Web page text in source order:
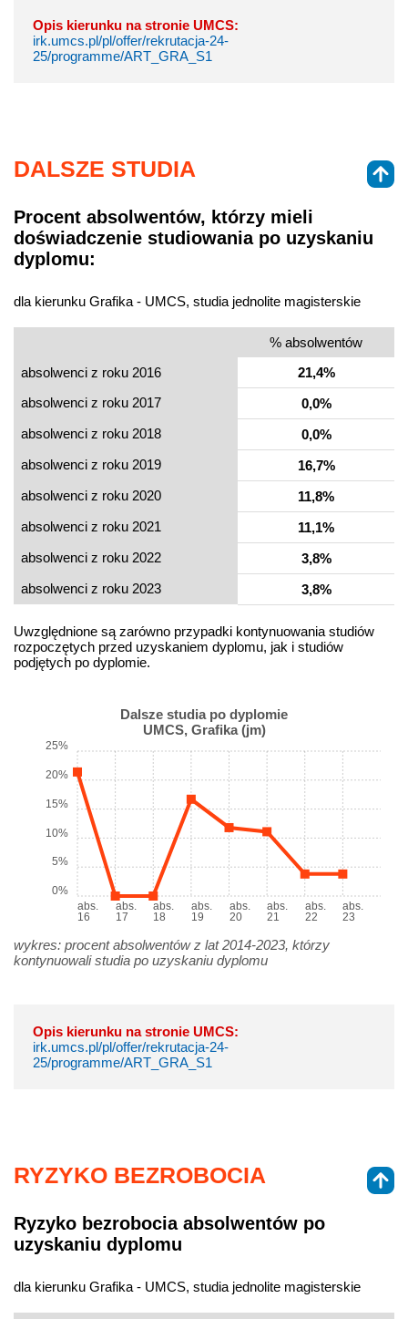
Opis kierunku na stronie UMCS:
irk.umcs.pl/pl/offer/rekrutacja-24-
25/programme/ART_GRA_S1
DALSZE STUDIA
Procent absolwentów, którzy mieli
doświadczenie studiowania po uzyskaniu
dyplomu:
dla kierunku Grafika - UMCS, studia jednolite magisterskie
% absolwentów
absolwenci z roku 2016
21,4%
absolwenci z roku 2017
0,0%
absolwenci z roku 2018
0,0%
absolwenci z roku 2019
16,7%
absolwenci z roku 2020
11,8%
absolwenci z roku 2021
11,1%
absolwenci z roku 2022
3,8%
absolwenci z roku 2023
3,8%
Uwzględnione są zarówno przypadki kontynuowania studiów
rozpoczętych przed uzyskaniem dyplomu, jak i studiów
podjętych po dyplomie.
Dalsze studia po dyplomie
UMCS, Grafika (jm)
abs.
16
abs.
17
abs.
18
abs.
19
abs.
20
abs.
21
abs.
22
abs.
23
0%
5%
10%
15%
20%
25%
wykres: procent absolwentów z lat 2014-2023, którzy
kontynuowali studia po uzyskaniu dyplomu
Opis kierunku na stronie UMCS:
irk.umcs.pl/pl/offer/rekrutacja-24-
25/programme/ART_GRA_S1
RYZYKO BEZROBOCIA
Ryzyko bezrobocia absolwentów po
uzyskaniu dyplomu
dla kierunku Grafika - UMCS, studia jednolite magisterskie